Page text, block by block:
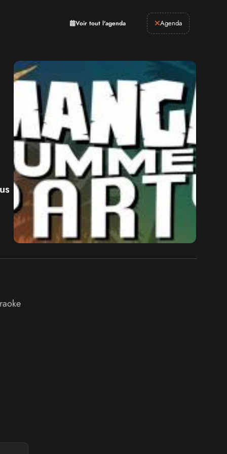
Voir tout l'agenda Agenda